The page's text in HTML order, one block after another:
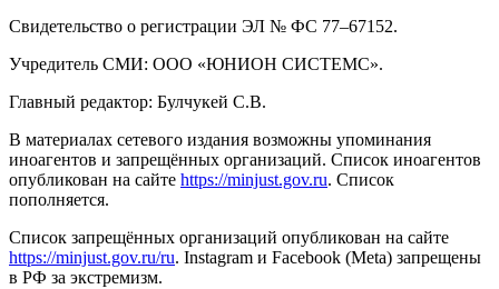
Свидетельство о регистрации ЭЛ № ФС 77–67152.
Учредитель СМИ: ООО «ЮНИОН СИСТЕМС».
Главный редактор: Булчукей С.В.
В материалах сетевого издания возможны упоминания
иноагентов и запрещённых организаций. Список иноагентов
опубликован на сайте https://minjust.gov.ru. Список
пополняется.
Список запрещённых организаций опубликован на сайте
https://minjust.gov.ru/ru. Instagram и Facebook (Metа) запрещены
в РФ за экстремизм.